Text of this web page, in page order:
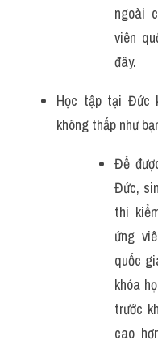
ngoài
viên
đây.
Học tập tại Đức
không thấp như
Để
Đức,
thi
ứng
quốc
khóa
trước
cao